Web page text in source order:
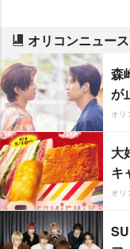
オリコンニュー
森
が
オリ
大
キ
オリ